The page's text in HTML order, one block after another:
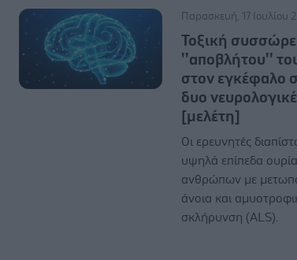
Παρασκευή, 17 Ιουλίου
Τοξική
''αποβλήτου''
στον εγκέφαλο
δυο
[μελέτη]
Οι ερευνητές
υψηλά επίπεδα
ανθρώπων με
άνοια και
σκλήρυνση (ALS).